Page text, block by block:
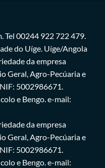
Tel 00244 922 722 479.
do Uíge. Uíge/Angola
da empresa
Geral, Agro-Pecúaria e
NIF: 5002986671.
e Bengo. e-mail:
da empresa
Geral, Agro-Pecúaria e
NIF: 5002986671.
e Bengo. e-mail: